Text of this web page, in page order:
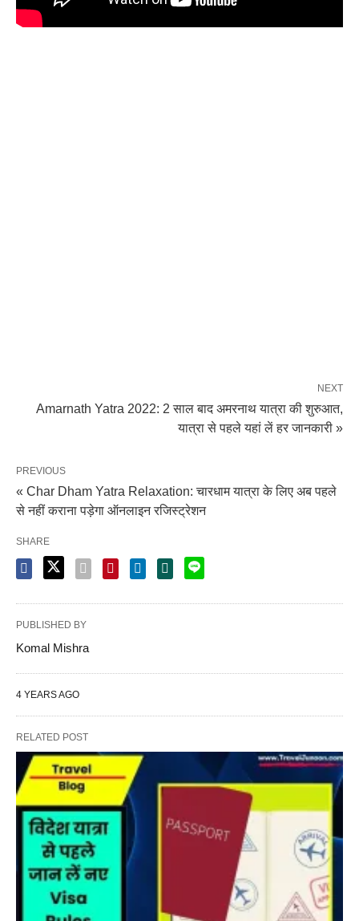
NEXT
Amarnath Yatra 2022: 2 साल बाद अमरनाथ यात्रा की शुरुआत,
यात्रा से पहले यहां लें हर जानकारी »
PREVIOUS
« Char Dham Yatra Relaxation: चारधाम यात्रा के लिए अब पहले
से नहीं कराना पड़ेगा ऑनलाइन रजिस्ट्रेशन
SHARE
PUBLISHED BY
Komal Mishra
4 YEARS AGO
RELATED POST